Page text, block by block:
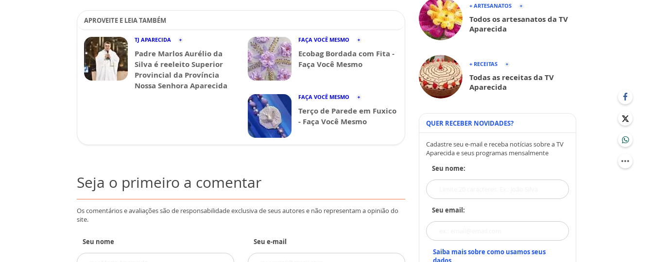
APROVEITE E LEIA TAMBÉM
TJ APARECIDA
Padre Marlos Aurélio da
Silva é reeleito Superior
Provincial da Província
Nossa Senhora Aparecida
FAÇA VOCÊ MESMO
Ecobag Bordada com Fita -
Faça Você Mesmo
FAÇA VOCÊ MESMO
Terço de Parede em Fuxico
- Faça Você Mesmo
Seja o primeiro a comentar
Os comentários e avaliações são de responsabilidade exclusiva de seus autores e não representam a opinião do
site.
Seu nome Seu e-mail
+ ARTESANATOS
Todos os artesanatos da TV
Aparecida
+ RECEITAS
Todas as receitas da TV
Aparecida
QUER RECEBER NOVIDADES?
Cadastre seu e-mail e receba notícias sobre a TV
Aparecida e seus programas mensalmente
Seu nome:
Seu email:
Saiba mais sobre como usamos seus